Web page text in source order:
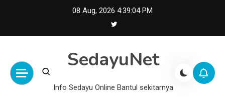
08 Aug, 2026 4:39:05 PM
SedayuNet
Info Sedayu Online Bantul sekitarnya